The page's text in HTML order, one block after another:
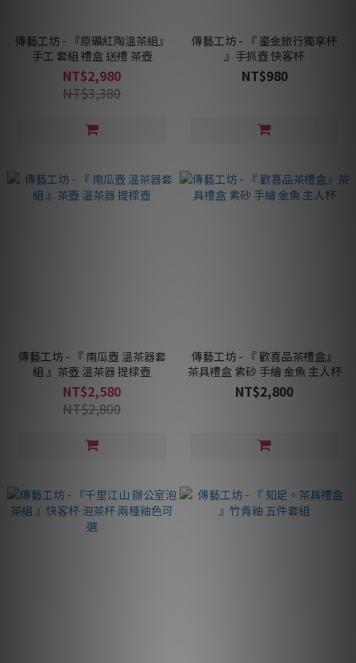
傳藝工坊 - 『原礦紅陶溫茶組』
手工 套組 禮盒 送禮 茶壺
NT$2,980
NT$3,380
傳藝工坊 - 『 鎏金旅行獨享杯
』手抓壺 快客杯
NT$980
傳藝工坊 - 『 南瓜壺 溫茶器套
組 』茶壺 溫茶器 提樑壺
NT$2,580
NT$2,800
傳藝工坊 - 『 歡喜品茶禮盒』
茶具禮盒 紫砂 手繪 金魚 主人杯
NT$2,800